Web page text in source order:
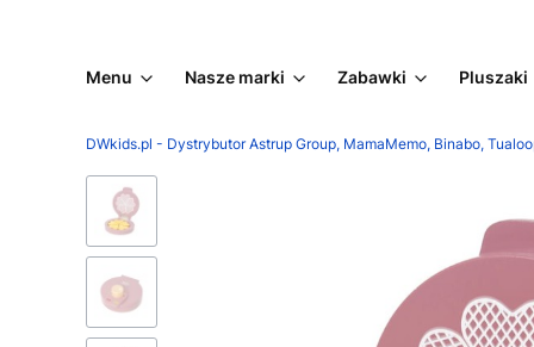
Menu Nasze marki Zabawki Pluszaki
DWkids.pl - Dystrybutor Astrup Group, MamaMemo, Binabo,